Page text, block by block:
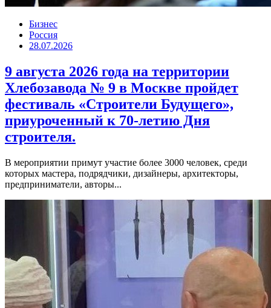
Бизнес
Россия
28.07.2026
9 августа 2026 года на территории
Хлебозавода № 9 в Москве пройдет
фестиваль «Строители Будущего»,
приуроченный к 70-летию Дня
строителя.
В мероприятии примут участие более 3000 человек, среди
которых мастера, подрядчики, дизайнеры, архитекторы,
предприниматели, авторы...